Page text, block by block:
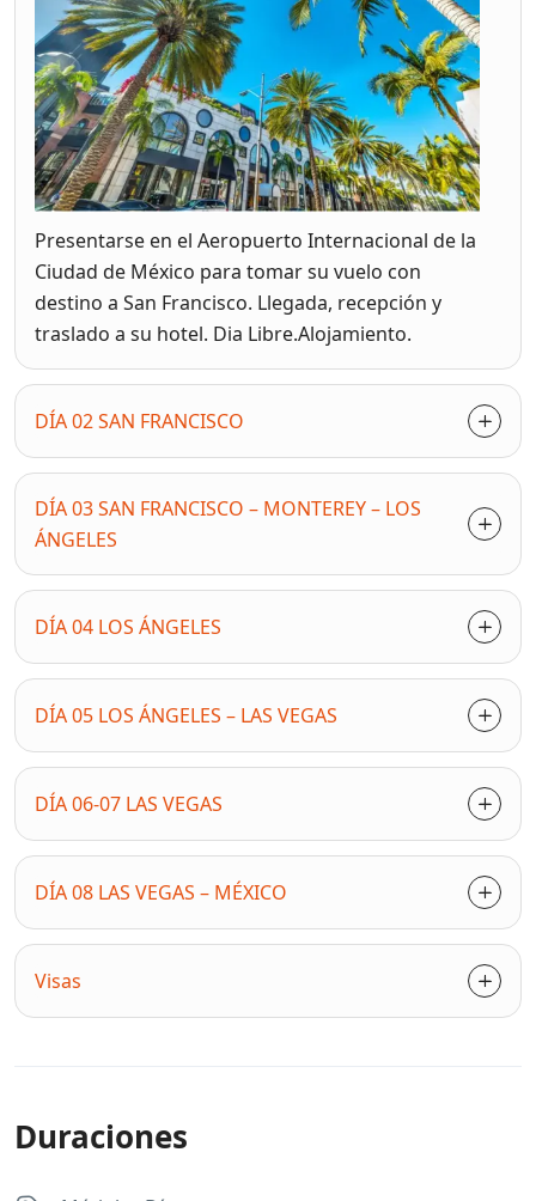
Presentarse en el Aeropuerto Internacional de la
Ciudad de México para tomar su vuelo con
destino a San Francisco. Llegada, recepción y
traslado a su hotel. Dia Libre.Alojamiento.
DÍA 02 SAN FRANCISCO
DÍA 03 SAN FRANCISCO – MONTEREY – LOS
ÁNGELES
DÍA 04 LOS ÁNGELES
DÍA 05 LOS ÁNGELES – LAS VEGAS
DÍA 06-07 LAS VEGAS
DÍA 08 LAS VEGAS – MÉXICO
Visas
Duraciones